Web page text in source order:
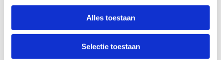
Alles toestaan
Selectie toestaan
4. Externe links en verwijzingen
Deze website kan links bevatten naar websites van
derden. Wij hebben geen invloed op de inhoud, het